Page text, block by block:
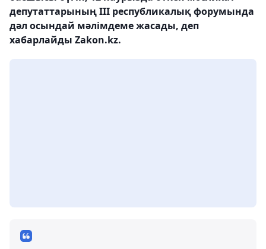
депутаттарының ІІІ республикалық форумында
дәл осындай мәлімдеме жасады, деп
хабарлайды Zakon.kz.